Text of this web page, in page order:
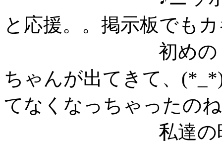
と応援。。掲示板でも
初めの３連勝
ちゃんが出てきて、
てなくなっちゃったの
私達の時代に